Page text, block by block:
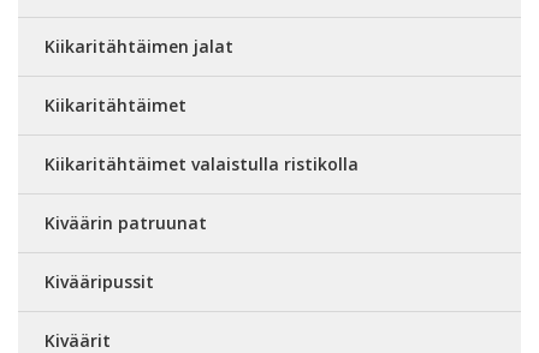
Kiikaritähtäimen jalat
Kiikaritähtäimet
Kiikaritähtäimet valaistulla ristikolla
Kiväärin patruunat
Kivääripussit
Kiväärit